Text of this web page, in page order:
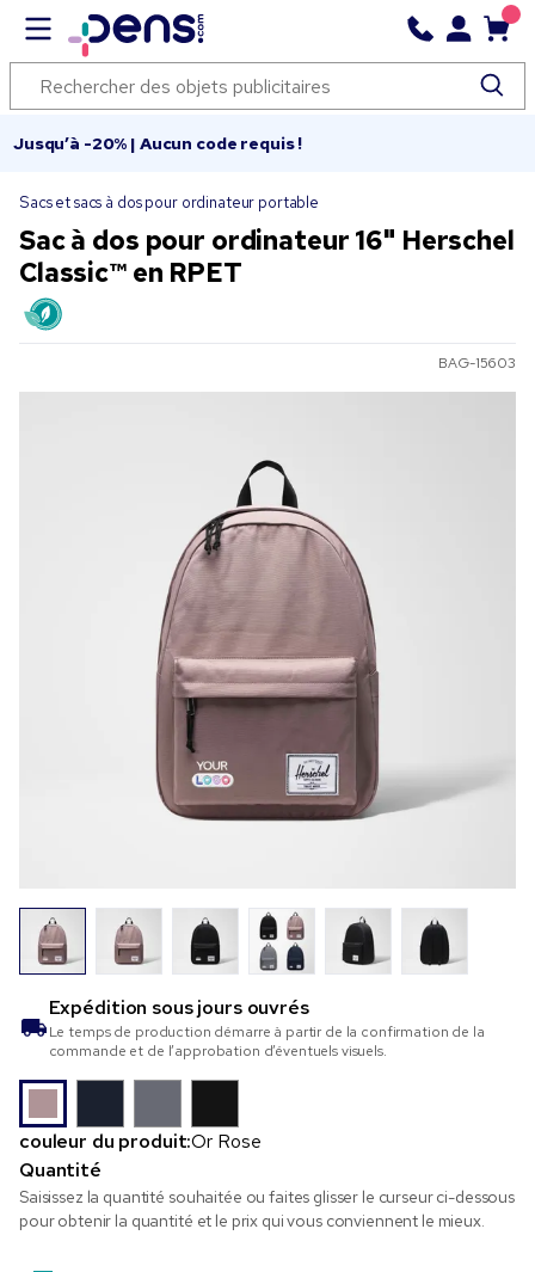
Jusqu’à -20% | Aucun code requis !
Sacs et sacs à dos pour ordinateur portable
Sac à dos pour ordinateur 16" Herschel
Classic™ en RPET
BAG-15603
Expédition sousjours ouvrés
Le temps de production démarre à partir de la confirmation de la
commande et de l’approbation d’éventuels visuels.
couleur du produit:Or Rose
Quantité
Saisissez la quantité souhaitée ou faites glisser le curseur ci-dessous
pour obtenir la quantité et le prix qui vous conviennent le mieux.